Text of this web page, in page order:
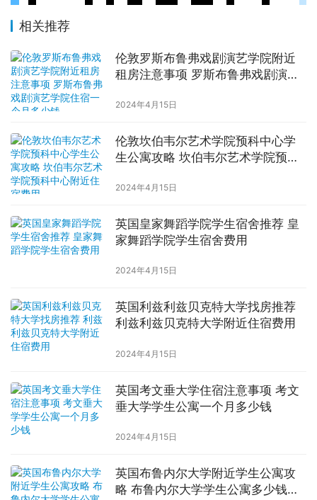
相关推荐
伦敦罗斯布鲁弗戏剧演艺学院附近
租房注意事项 罗斯布鲁弗戏剧演艺
2024年4月15日
伦敦坎伯韦尔艺术学院预科中心学
生公寓攻略 坎伯韦尔艺术学院预科
2024年4月15日
英国皇家舞蹈学院学生宿舍推荐 皇
家舞蹈学院学生宿舍费用
2024年4月15日
英国利兹利兹贝克特大学找房推荐
利兹利兹贝克特大学附近住宿费用
2024年4月15日
英国考文垂大学住宿注意事项 考文
垂大学学生公寓一个月多少钱
2024年4月15日
英国布鲁内尔大学附近学生公寓攻
略 布鲁内尔大学学生公寓多少钱一